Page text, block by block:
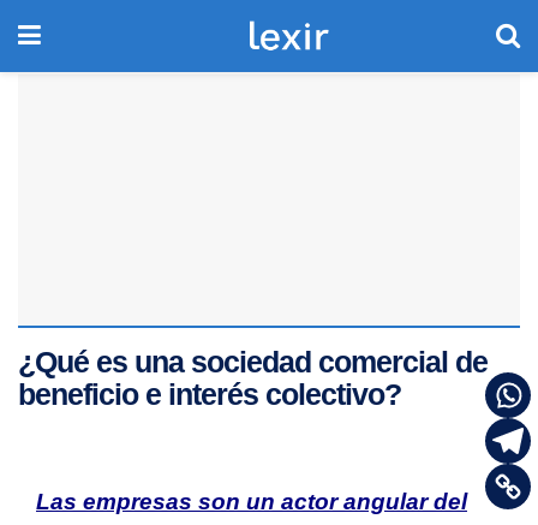
¿Qué es una sociedad comercial de
beneficio e interés colectivo?
Las empresas son un actor angular del